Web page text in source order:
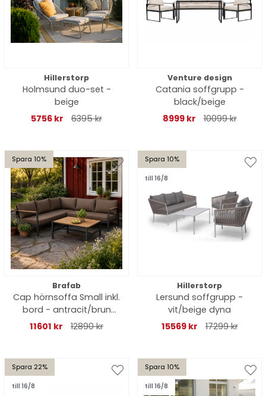
Hillerstorp
Holmsund duo-set -
beige
5756 kr
6395 kr
Venture design
Catania soffgrupp -
black/beige
8999 kr
10099 kr
Spara 10%
Brafab
Cap hörnsoffa Small inkl.
bord - antracit/brun
dyna
11601 kr 12890 kr
Spara 10%
till 16/8
Hillerstorp
Lersund soffgrupp -
vit/beige dyna
15569 kr
17299 kr
Spara 22%
till 16/8
Spara 10%
till 16/8